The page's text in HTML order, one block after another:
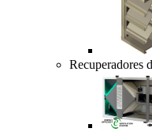
Recuperadores